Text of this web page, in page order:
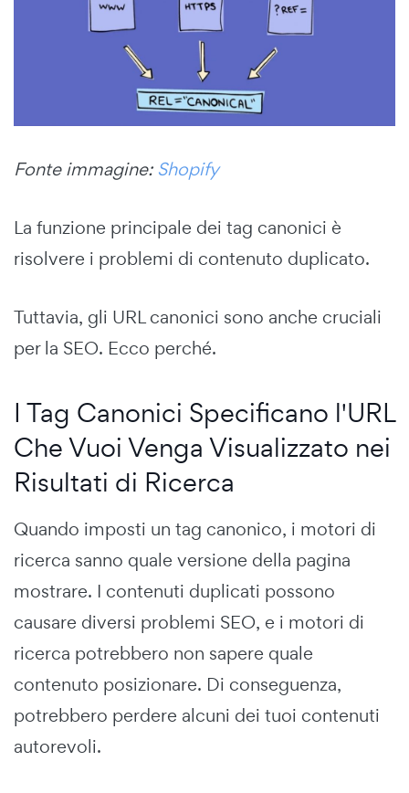
Fonte immagine: Shopify
La funzione principale dei tag canonici è
risolvere i problemi di contenuto duplicato.
Tuttavia, gli URL canonici sono anche cruciali
per la SEO. Ecco perché.
I Tag Canonici Specificano l'URL
Che Vuoi Venga Visualizzato nei
Risultati di Ricerca
Quando imposti un tag canonico, i motori di
ricerca sanno quale versione della pagina
mostrare. I contenuti duplicati possono
causare diversi problemi SEO, e i motori di
ricerca potrebbero non sapere quale
contenuto posizionare. Di conseguenza,
potrebbero perdere alcuni dei tuoi contenuti
autorevoli.